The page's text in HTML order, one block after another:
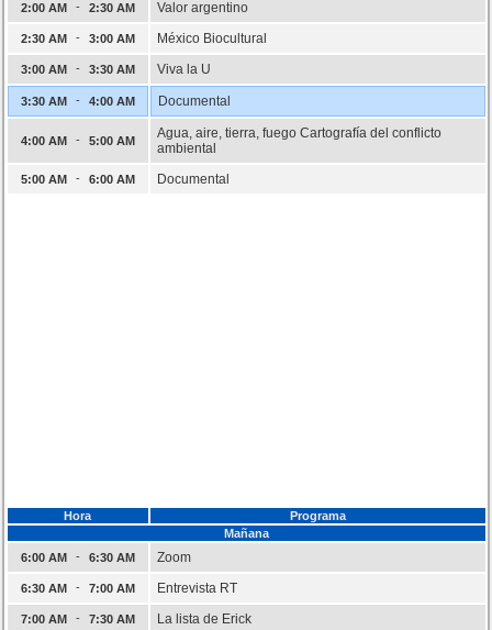
2:00 AM - 2:30 AM Valor argentino
2:30 AM - 3:00 AM México Biocultural
3:00 AM - 3:30 AM Viva la U
3:30 AM - 4:00 AM Documental
4:00 AM - 5:00 AM
Agua, aire, tierra, fuego Cartografía del conflicto
ambiental
5:00 AM - 6:00 AM Documental
Hora
Programa
Mañana
6:00 AM
- 6:30 AM Zoom
6:30 AM - 7:00 AM Entrevista RT
7:00 AM - 7:30 AM La lista de Erick